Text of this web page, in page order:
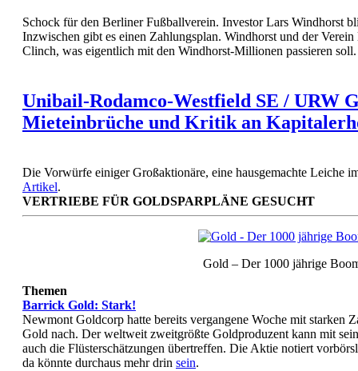
Schock für den Berliner Fußballverein. Investor Lars Windhorst
Inzwischen gibt es einen Zahlungsplan. Windhorst und der
Clinch, was eigentlich mit den Windhorst-Millionen passieren
Unibail-Rodamco-Westfield SE / URW
Mieteinbrüche und Kritik an
Die Vorwürfe einiger Großaktionäre, eine hausgemachte Leiche
Artikel.
VERTRIEBE FÜR GOLDSPARPLÄNE GESUCHT
Gold – Der 1000 jährige
Themen
Barrick Gold: Stark!
Newmont Goldcorp hatte bereits vergangene Woche mit starken
Gold nach. Der weltweit zweitgrößte Goldproduzent kann mit
auch die Flüsterschätzungen übertreffen. Die Aktie notiert
da könnte durchaus mehr drin sein.